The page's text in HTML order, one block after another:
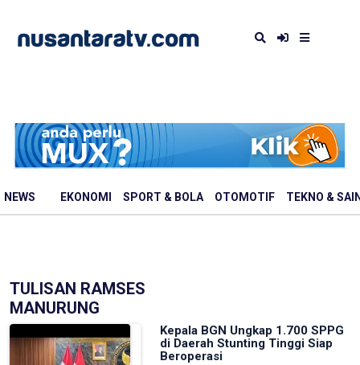
NEWS EKONOMI SPORT & BOLA OTOMOTIF TEKNO &
TULISAN RAMSES
MANURUNG
Kepala BGN Ungkap 1.700 SPPG
di Daerah Stunting Tinggi Siap
Beroperasi